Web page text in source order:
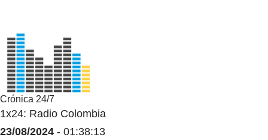
Crónica 24/7
1x24: Radio Colombia
23/08/2024 - 01:38:13